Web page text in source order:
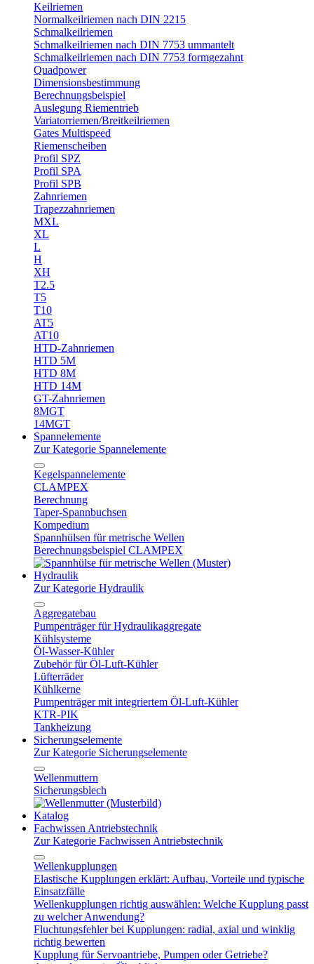
Keilriemen
Normalkeilriemen nach DIN 2215
Schmalkeilriemen
Schmalkeilriemen nach DIN 7753 ummantelt
Schmalkeilriemen nach DIN 7753 formgezahnt
Quadpower
Dimensionsbestimmung
Berechnungsbeispiel
Auslegung Riementrieb
Variatorriemen/Breitkeilriemen
Gates Multispeed
Riemenscheiben
Profil SPZ
Profil SPA
Profil SPB
Zahnriemen
Trapezzahnriemen
MXL
XL
L
H
XH
T2.5
T5
T10
AT5
AT10
HTD-Zahnriemen
HTD 5M
HTD 8M
HTD 14M
GT-Zahnriemen
8MGT
14MGT
Spannelemente
Zur Kategorie Spannelemente
Kegelspannelemente
CLAMPEX
Berechnung
Taper-Spannbuchsen
Kompedium
Spannhülsen für metrische Wellen
Berechnungsbeispiel CLAMPEX
Hydraulik
Zur Kategorie Hydraulik
Aggregatebau
Pumpenträger für Hydraulikaggregate
Kühlsysteme
Öl-Wasser-Kühler
Zubehör für Öl-Luft-Kühler
Lüfterräder
Kühlkerne
Pumpenträger mit integriertem Öl-Luft-Kühler
KTR-PIK
Tankheizung
Sicherungselemente
Zur Kategorie Sicherungselemente
Wellenmuttern
Sicherungsblech
Katalog
Fachwissen Antriebstechnik
Zur Kategorie Fachwissen Antriebstechnik
Wellenkupplungen
Elastische Kupplungen erklärt: Aufbau, Vorteile und typische
Einsatzfälle
Wellenkupplungen richtig auswählen: Welche Kupplung passt
zu welcher Anwendung?
Fluchtungsfehler bei Kupplungen: radial, axial und winklig
richtig bewerten
Kupplung für Servoantriebe, Pumpen oder Getriebe?